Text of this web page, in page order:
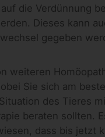
die Verdünnung
Dieses kann
gegeben
weiteren
Sie sich am
des Tieres
beraten sollten.
dass bis jetzt